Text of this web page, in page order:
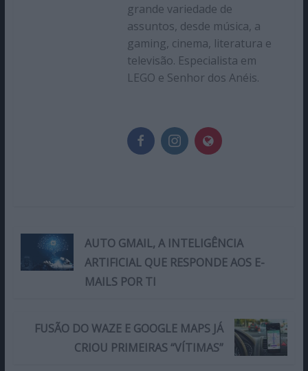
grande variedade de
assuntos, desde música, a
gaming, cinema, literatura e
televisão. Especialista em
LEGO e Senhor dos Anéis.
AUTO GMAIL, A INTELIGÊNCIA
ARTIFICIAL QUE RESPONDE AOS E-
MAILS POR TI
FUSÃO DO WAZE E GOOGLE MAPS JÁ
CRIOU PRIMEIRAS “VÍTIMAS”